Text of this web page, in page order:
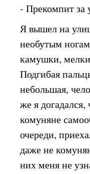
- Прекомпит за
Я вышел на
необутым
камушки,
Подгибая
небольшая,
же я
комуняне
очереди,
даже не
них меня не